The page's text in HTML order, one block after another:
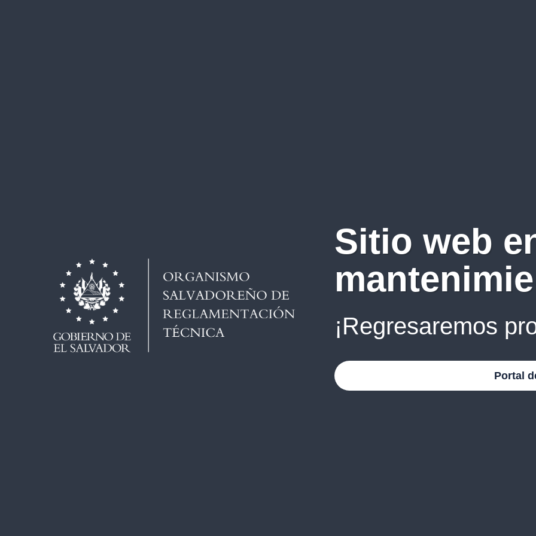
Sitio web
¡Regresaremos
Portal